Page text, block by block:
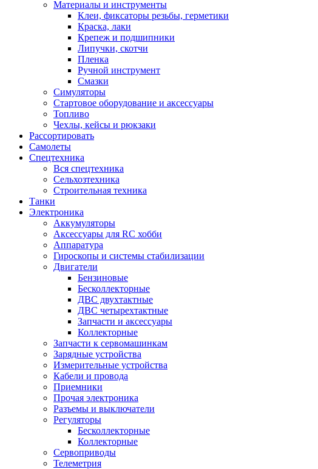
Материалы и инструменты
Клеи, фиксаторы резьбы, герметики
Краска, лаки
Крепеж и подшипники
Липучки, скотчи
Пленка
Ручной инструмент
Смазки
Симуляторы
Стартовое оборудование и аксессуары
Топливо
Чехлы, кейсы и рюкзаки
Рассортировать
Самолеты
Спецтехника
Вся спецтехника
Сельхозтехника
Строительная техника
Танки
Электроника
Аккумуляторы
Аксессуары для RC хобби
Аппаратура
Гироскопы и системы стабилизации
Двигатели
Бензиновые
Бесколлекторные
ДВС двухтактные
ДВС четырехтактные
Запчасти и аксессуары
Коллекторные
Запчасти к сервомашинкам
Зарядные устройства
Измерительные устройства
Кабели и провода
Приемники
Прочая электроника
Разъемы и выключатели
Регуляторы
Бесколлекторные
Коллекторные
Сервоприводы
Телеметрия